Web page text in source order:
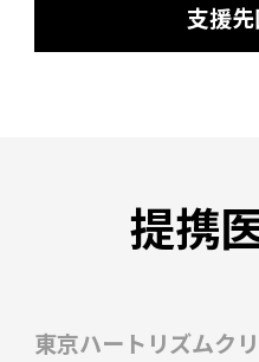
支援
提携
東京ハートリズムク